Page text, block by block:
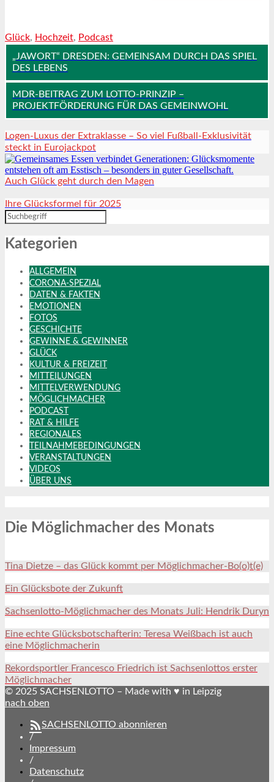
Glück, Hochzeit, Podcast
„JAWORT“ DRESDEN: GEMEINSAM DURCH DAS SPIEL
DES LEBENS
MDR-BEITRAG ZUM LOTTO-PRINZIP –
PROJEKTFÖRDERUNG FÜR DAS GEMEINWOHL
Logen-Luxus der Extraklasse – So viel Fußball-Exklusivität
steckt in Eurojackpot
Auch Glück geht durch den Magen
Ihre Glücksformel für 2025
Kategorien
ALLGEMEIN
CORONA-SPEZIAL
DATEN & FAKTEN
EMOTIONEN
FOTOS
GESCHICHTE
GEWINNE & GEWINNER
GLÜCK
KULTUR & FREIZEIT
MITTEILUNGEN
MITTELVERWENDUNG
MÖGLICHMACHER
PODCAST
RAT & HILFE
REGIONALES
TEILNAHMEBEDINGUNGEN
VERANSTALTUNGEN
VIDEOS
ÜBER UNS
Die Möglichmacher des Monats
Tina Dietze – das Glück kommt per Möglichmacher-Bo(o)t(e)
Ein Glücksbote der Zukunft
Sachsenlotto-Möglichmacher des Monats Juli: Hendrik Duryn
Eine echte Glücksbotschafterin: Teresa Weißbach ist auch
eine Möglichmacherin
Rekordsportler Francesco Friedrich ist Sachsenlottos erster
Möglichmacher
© 2025 SACHSENLOTTO – Made with ♥ in Leipzig
nach oben
SACHSENLOTTO abonnieren
/
Impressum
/
Datenschutz